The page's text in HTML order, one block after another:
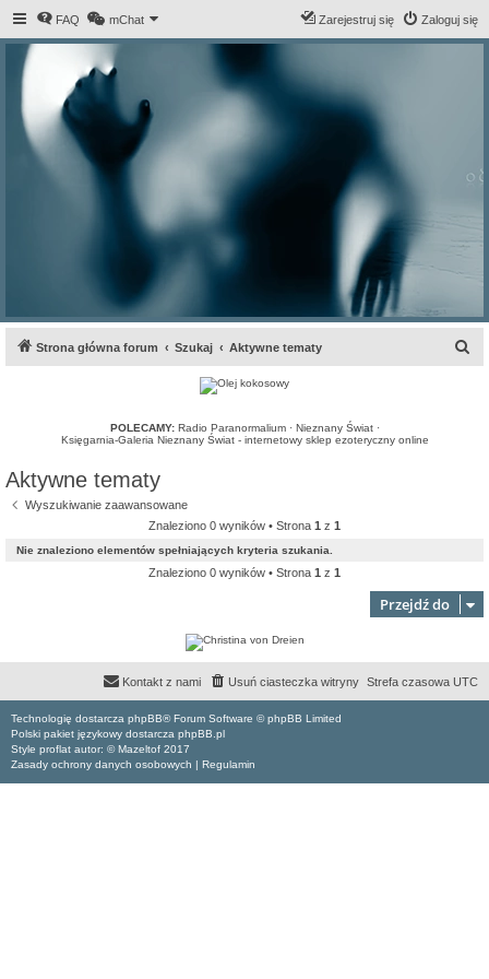
FAQ mChat Zaloguj się
Zarejestruj się
Strona główna forum Szukaj Aktywne tematy
POLECAMY: Radio Paranormalium· Nieznany Świat·
Księgarnia-Galeria Nieznany Świat - internetowy sklep ezoteryczny online
Aktywne tematy
Wyszukiwanie zaawansowane
Znaleziono 0 wyników • Strona 1 z 1
Nie znaleziono elementów spełniających kryteria szukania.
Znaleziono 0 wyników • Strona 1 z 1
Przejdź do
Strefa czasowa UTC
Usuń ciasteczka witryny
Kontakt z nami
Technologię dostarcza phpBB® Forum Software © phpBB Limited
Polski pakiet językowy dostarcza phpBB.pl
Style proflat autor: ©Mazeltof 2017
Zasady ochrony danych osobowych | Regulamin